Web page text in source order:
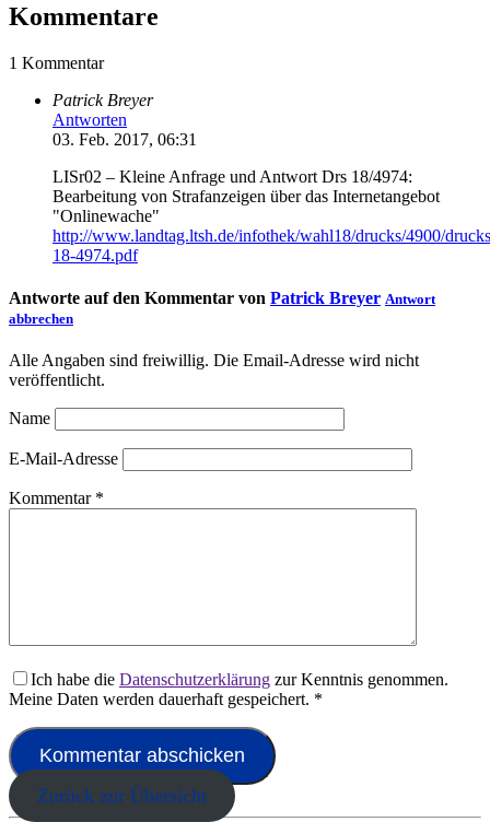
Kommentare
1 Kommentar
Patrick Breyer
Antworten
03. Feb. 2017, 06:31
LISr02 – Kleine Anfrage und Antwort Drs 18/4974:
Bearbeitung von Strafanzeigen über das Internetangebot
"Onlinewache"
http://www.landtag.ltsh.de/infothek/wahl18/drucks/4900/
18-4974.pdf
Antworte auf den Kommentar von Patrick Breyer Antwort
abbrechen
Alle Angaben sind freiwillig. Die Email-Adresse wird nicht
veröffentlicht.
Name
E-Mail-Adresse
Kommentar *
Ich habe die Datenschutzerklärung zur Kenntnis genommen.
Meine Daten werden dauerhaft gespeichert. *
Zurück zur Übersicht